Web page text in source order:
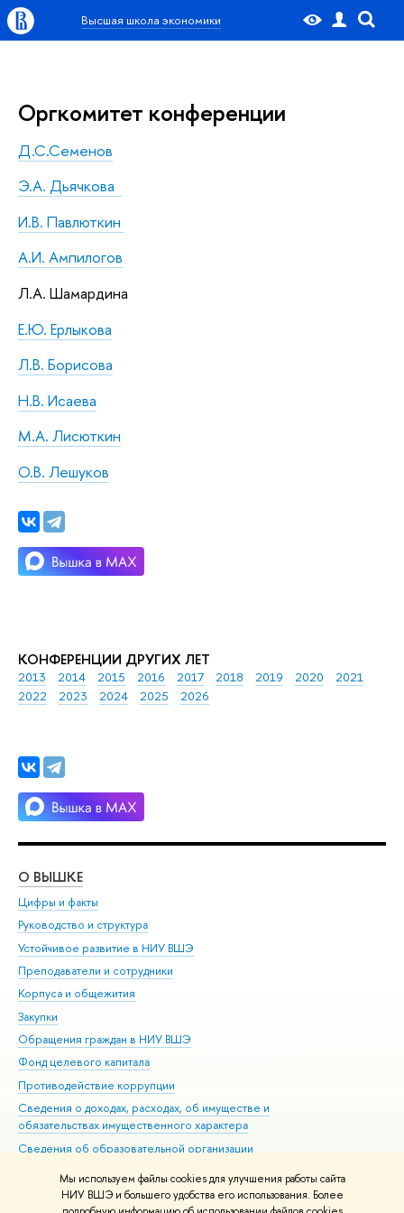
Мы используем файлы cookies для улучшения работы сайта
НИУ ВШЭ и большего удобства его использования. Более
Высшая школа экономики
КОНФЕРЕНЦИИ ДРУГИХ ЛЕТ
2013 2014 2015 2016 2017 2018 2019 2020
2021
2022
2023 2024 2025 2026
Оргкомитет конференции
Д.С.Семенов
Э.А. Дьячкова
И.В. Павлюткин
А.И. Ампилогов
Л.А. Шамардина
Е.Ю. Ерлыкова
Л.В. Борисова
Н.В. Исаева
М.А. Лисюткин
О.В. Лешуков
О ВЫШКЕ
Цифры и факты
Руководство и структура
Устойчивое развитие в НИУ ВШЭ
Преподаватели и сотрудники
Корпуса и общежития
Закупки
Обращения граждан в НИУ ВШЭ
Фонд целевого капитала
Противодействие коррупции
Сведения о доходах, расходах, об имуществе и
обязательствах имущественного характера
Сведения об образовательной организации
Людям с ограниченными возможностями здоровья
Единая платежная страница